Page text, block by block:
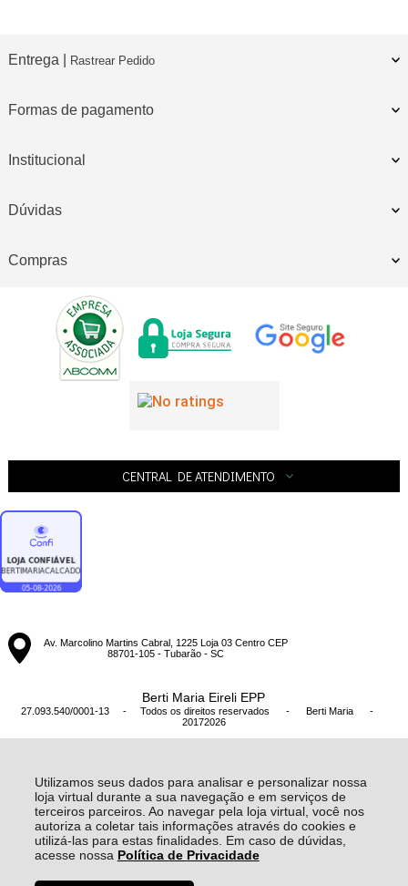
Utilizamos seus dados para analisar e personalizar nossa
loja virtual durante a sua navegação e em serviços de
terceiros parceiros. Ao navegar pela loja virtual, você nos
autoriza a coletar tais informações através do cookies e
utilizá-las para estas finalidades. Em caso de dúvidas,
acesse nossa Política de Privacidade
Entrega | Rastrear Pedido
Formas de pagamento
Institucional
Dúvidas
Compras
CENTRAL DE ATENDIMENTO
Av. Marcolino Martins Cabral, 1225 Loja 03 Centro CEP
88701-105 - Tubarão - SC
Berti Maria Eireli EPP
27.093.540/0001-13 - Todos os direitos reservados - Berti Maria
-
20172026